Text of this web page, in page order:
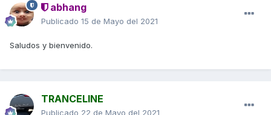
abhang
Publicado 15 de Mayo del 2021
Saludos y bienvenido.
TRANCELINE
Publicado 22 de Mayo del 2021